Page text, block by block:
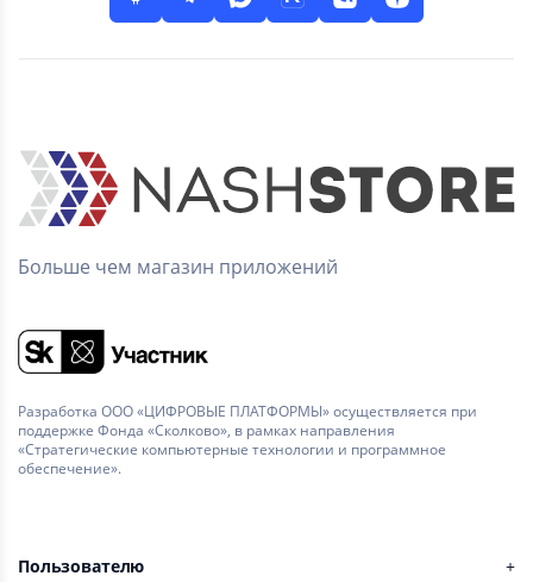
Больше чем магазин приложений
Разработка ООО «ЦИФРОВЫЕ ПЛАТФОРМЫ» осуществляется при
поддержке Фонда «Сколково», в рамках направления
«Стратегические компьютерные технологии и программное
обеспечение».
Пользователю